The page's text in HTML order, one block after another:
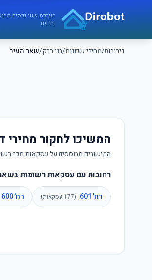
דירובוט/מחירי שכונות/בני ברק/שאר העיר
דירובוט
הערכת שווי נכסים
נתונים
המשיכו לחקור מחירי
הקישורים מבוססים על עסקאות מכר
רחובות עם עסקאות רשומות
רח' 601 (
177 עסקאות) רח' 600